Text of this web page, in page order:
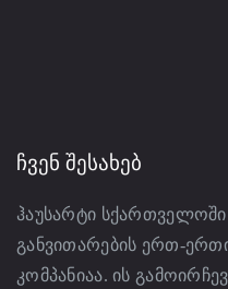
ᲩᲕᲔᲜ ᲨᲔᲡᲐᲮᲔᲑ
ჰაუსარტი სქართველოში
განვითარების ერთ-
კომპანიაა. ის